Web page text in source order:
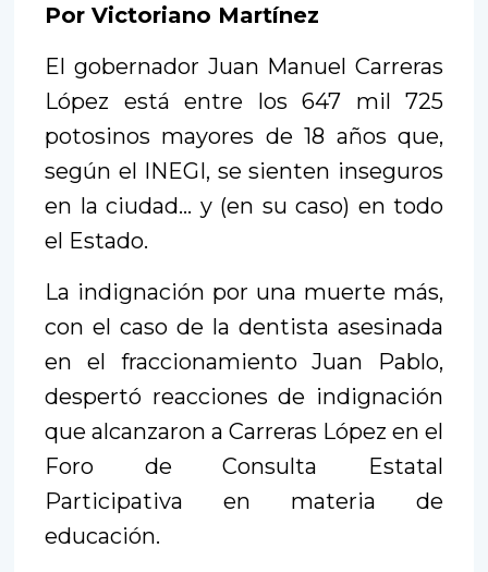
Por Victoriano Martínez
El gobernador Juan Manuel Carreras
López está entre los 647 mil 725
potosinos mayores de 18 años que,
según el INEGI, se sienten inseguros
en la ciudad… y (en su caso) en todo
el Estado.
La indignación por una muerte más,
con el caso de la dentista asesinada
en el fraccionamiento Juan Pablo,
despertó reacciones de indignación
que alcanzaron a Carreras López en el
Foro de Consulta Estatal
Participativa en materia de
educación.